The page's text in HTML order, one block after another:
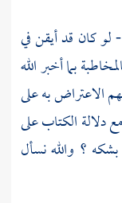
- لو كان قد أيقن في
بما أخبر الله
الاعتراض به على
دلالة الكتاب على
؟ والله نسأل